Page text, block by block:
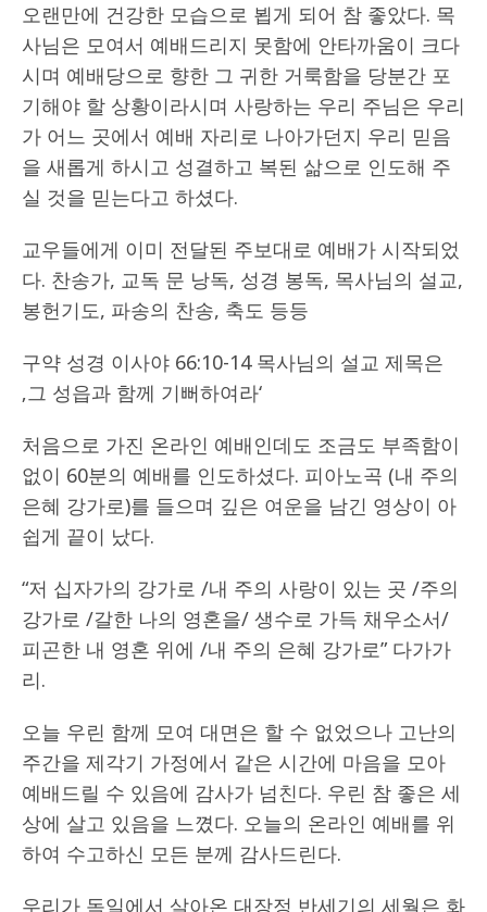
오랜만에 건강한 모습으로 뵙게 되어 참 좋았다. 목
사님은 모여서 예배드리지 못함에 안타까움이 크다
시며 예배당으로 향한 그 귀한 거룩함을 당분간 포
기해야 할 상황이라시며 사랑하는 우리 주님은 우리
가 어느 곳에서 예배 자리로 나아가던지 우리 믿음
을 새롭게 하시고 성결하고 복된 삶으로 인도해 주
실 것을 믿는다고 하셨다.
교우들에게 이미 전달된 주보대로 예배가 시작되었
다. 찬송가, 교독 문 낭독, 성경 봉독, 목사님의 설교,
봉헌기도, 파송의 찬송, 축도 등등
구약 성경 이사야 66:10-14 목사님의 설교 제목은
‚그 성읍과 함께 기뻐하여라‘
처음으로 가진 온라인 예배인데도 조금도 부족함이
없이 60분의 예배를 인도하셨다. 피아노곡 (내 주의
은혜 강가로)를 들으며 깊은 여운을 남긴 영상이 아
쉽게 끝이 났다.
“저 십자가의 강가로 /내 주의 사랑이 있는 곳 /주의
강가로 /갈한 나의 영혼을/ 생수로 가득 채우소서/
피곤한 내 영혼 위에 /내 주의 은혜 강가로” 다가가
리.
오늘 우린 함께 모여 대면은 할 수 없었으나 고난의
주간을 제각기 가정에서 같은 시간에 마음을 모아
예배드릴 수 있음에 감사가 넘친다. 우린 참 좋은 세
상에 살고 있음을 느꼈다. 오늘의 온라인 예배를 위
하여 수고하신 모든 분께 감사드린다.
우리가 독일에서 살아온 대장정 반세기의 세월은 화